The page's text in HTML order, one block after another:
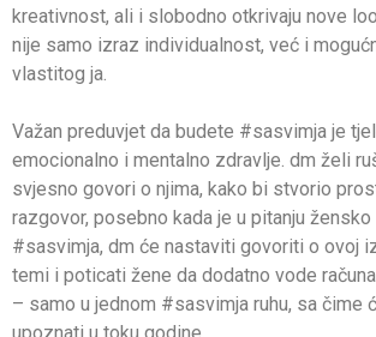
kreativnost, ali i slobodno otkrivaju nove
nije samo izraz individualnost, već i
vlastitog ja.
Važan preduvjet da budete #sasvimja je
emocionalno i mentalno zdravlje. dm želi
svjesno govori o njima, kako bi stvorio
razgovor, posebno kada je u pitanju žensko
#sasvimja, dm će nastaviti govoriti o ovoj
temi i poticati žene da dodatno vode
– samo u jednom #sasvimja ruhu, sa čime
upoznati u toku godine.